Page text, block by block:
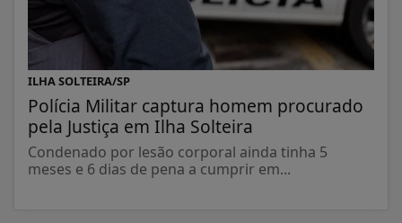
ILHA SOLTEIRA/SP
Polícia Militar captura homem procurado
pela Justiça em Ilha Solteira
Condenado por lesão corporal ainda tinha 5
meses e 6 dias de pena a cumprir em...